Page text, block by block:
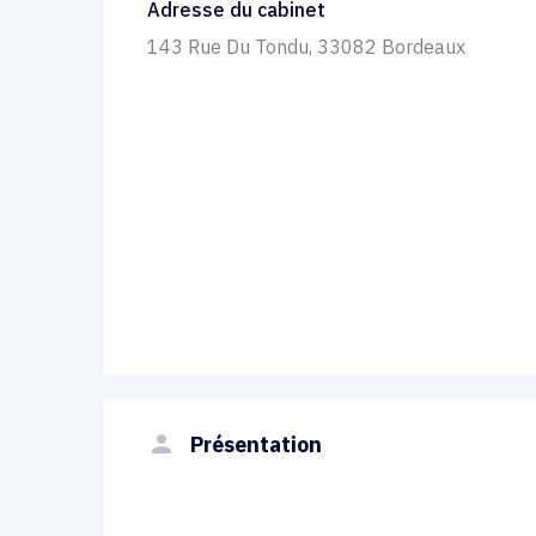
Adresse du cabinet
143 Rue Du Tondu, 33082 Bordeaux
person Présentation